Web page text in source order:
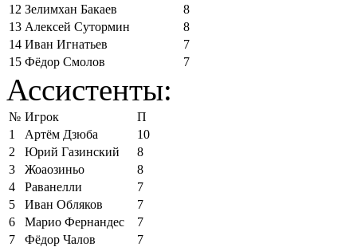
12 Зелимхан Бакаев
8
13 Алексей Сутормин
8
14 Иван Игнатьев
7
15 Фёдор Смолов 7
Ассистенты:
№ Игрок
П
1
Артём Дзюба
10
2
Юрий Газинский
8
3
Жоаозиньо
8
4
Раванелли
7
5
Иван Обляков
7
6
Марио Фернандес
7
7
Фёдор Чалов
7